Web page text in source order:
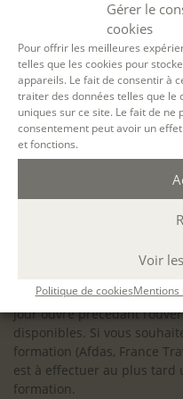
Gérer le
cookies
Pour offrir les meilleures
telles que les cookies pour
appareils. Le fait de consentir à
traiter des données telles que le
uniques sur ce site. Le fait de
consentement peut avoir un
et fonctions.
Voir
Politique de cookiesMentions
configuration
dans les meilleures
matérielle requise pour
Learn
Accessibilité : ALEPH-
personnes en situation de
d’un aménagement
à nous contacter en
supports, accessibilité de
inscriptions à nos activités
jour ouvré précédant
disponibles. Si vous
formation (Afdas, France
est à effectuer au plus tard
formation.